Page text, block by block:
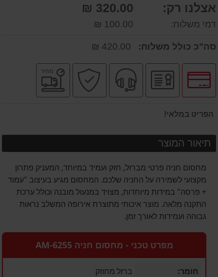
אצלנו רק: 320.00 ₪
דמי משלוח: 100.00 ₪
סה"כ כולל משלוח:
לחץ
לאפשרויות
תשלומים
יבואן
רשמי
שירות
מקצועי
קניה
בטוחה
מהיר
הפריט במלאי!
תיאור המוצר
מחסום חניה פרטי מברזל, חזק ועמיד במיוחד, המעניק פתרון
מקצועי לשמירה על החניה שלכם. המחסום מגיע בעיצוב "עמוד
+ פרסה" במידות מיוחדות, מצויד במנעול מובנה וכולל ערכת
התקנה מלאה. מוצר איכותי מתוצרת אירופה המשלב נראות
גבוהה ועמידות לאורך זמן.
מפרט טכני - מחסום חניה AM-6255
חומר: ברזל מחוזק